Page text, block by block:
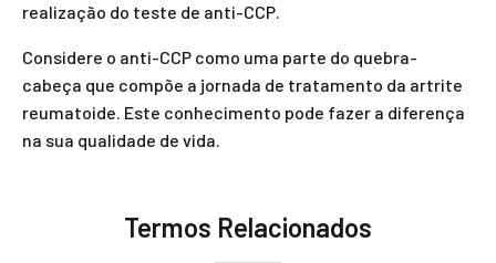
realização do teste de anti-CCP.
Considere o anti-CCP como uma parte do quebra-
cabeça que compõe a jornada de tratamento da artrite
reumatoide. Este conhecimento pode fazer a diferença
na sua qualidade de vida.
Termos Relacionados